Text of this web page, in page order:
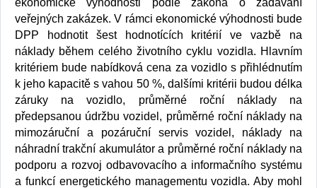
veřejných zakázek. V rámci ekonomické výhodnosti bude
DPP hodnotit šest hodnotících kritérií ve vazbě na
náklady během celého životního cyklu vozidla. Hlavním
kritériem bude nabídková cena za vozidlo s přihlédnutím
k jeho kapacitě s vahou 50 %, dalšími kritérii budou délka
záruky na vozidlo, průměrné roční náklady na
předepsanou údržbu vozidel, průměrné roční náklady na
mimozáruční a pozáruční servis vozidel, náklady na
náhradní trakční akumulátor a průměrné roční náklady na
podporu a rozvoj odbavovacího a informačního systému
a funkcí energetického managementu vozidla. Aby mohl